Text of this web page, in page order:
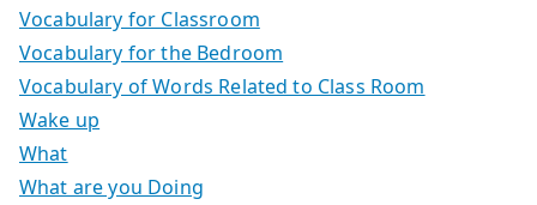
Vocabulary for Classroom
Vocabulary for the Bedroom
Vocabulary of Words Related to Class Room
Wake up
What
What are you Doing